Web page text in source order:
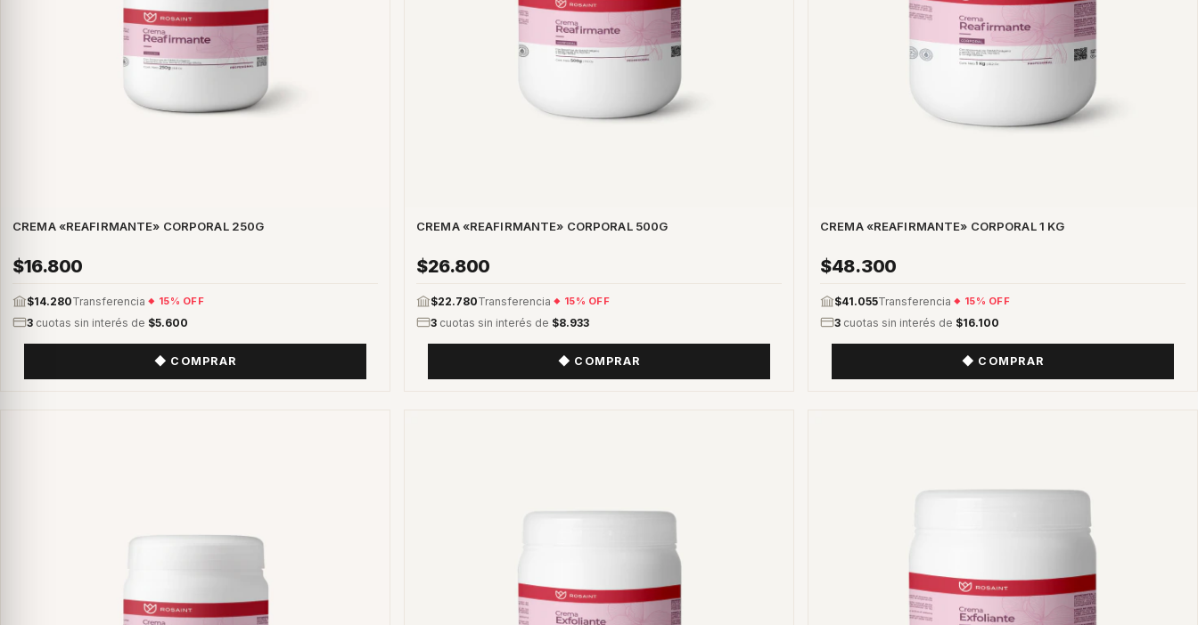
CREMA «REAFIRMANTE» CORPORAL 250G
$16.800
$14.280Transferencia 15% OFF
3 cuotas sin interés de $5.600
CREMA «REAFIRMANTE» CORPORAL 500G
$26.800
$22.780Transferencia 15% OFF
3 cuotas sin interés de $8.933
CREMA «REAFIRMANTE» CORPORAL 1 KG
$48.300
$41.055Transferencia 15% OFF
3 cuotas sin interés de $16.100